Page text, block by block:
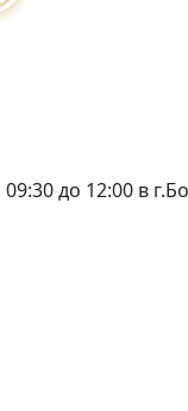
09:30 до 12:00 в